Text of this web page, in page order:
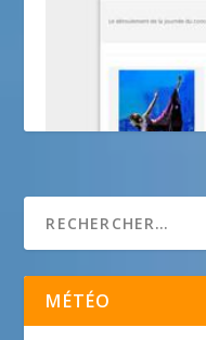
MÉTÉO